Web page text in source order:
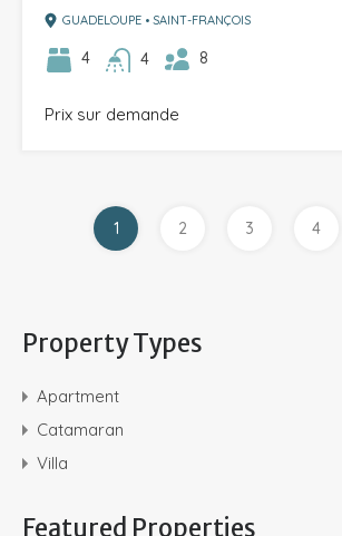
GUADELOUPE • SAINT-FRANÇOIS
4 4 8
Prix sur demande
1 2 3 4
Property Types
Apartment
Catamaran
Villa
Featured Properties